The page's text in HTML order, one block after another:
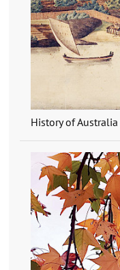
History of